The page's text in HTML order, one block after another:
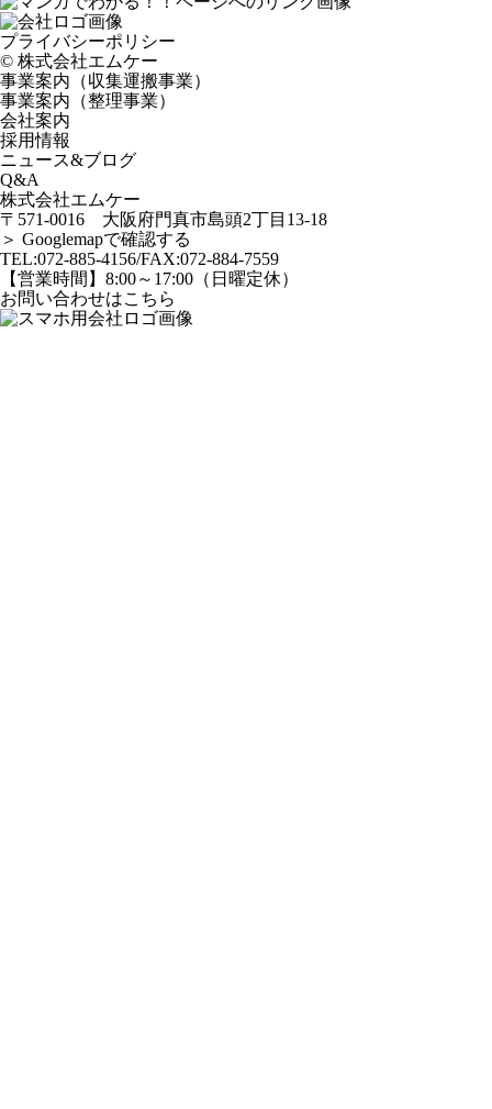
プライバシーポリシー
©️ 株式会社エムケー
事業案内（収集運搬事業）
事業案内（整理事業）
会社案内
採用情報
ニュース&ブログ
Q&A
株式会社エムケー
〒571-0016 大阪府門真市島頭2丁目13-18
＞ Googlemapで確認する
TEL:072-885-4156/FAX:072-884-7559
【営業時間】8:00～17:00（日曜定休）
お問い合わせはこちら